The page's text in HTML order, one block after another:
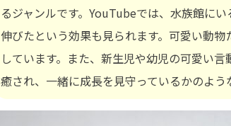
るジャンルです。YouTubeでは、水族館に
伸びたという効果も見られます。可愛い動
しています。また、新生児や幼児の可愛い
癒され、一緒に成長を見守っているかのよう